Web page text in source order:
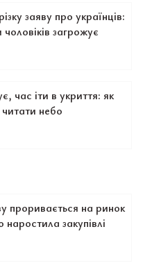
заяву про українців:
загрожує
час іти в укриття: як
небо
проривається на ринок
наростила закупівлі